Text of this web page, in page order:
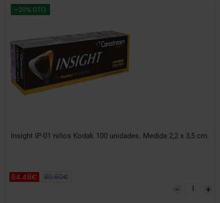
-20% DTO
Insight IP-01 niños Kodak 100 unidades. Medida 2,2 x 3,5 cm.
64.48€ 80.60€